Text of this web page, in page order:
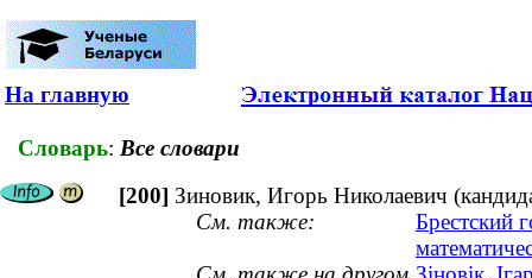
На главную
Словарь: Все словари
[200] Зиновик, Игорь Николаевич
См. также:
Брестский